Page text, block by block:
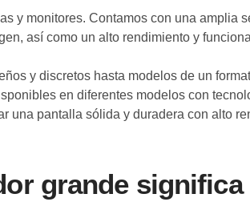
y monitores. Contamos con una
así como un alto rendimiento y
y discretos hasta modelos de un
en diferentes modelos con
una pantalla sólida y duradera con alto
grande